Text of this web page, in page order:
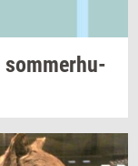
som­mer­hu­